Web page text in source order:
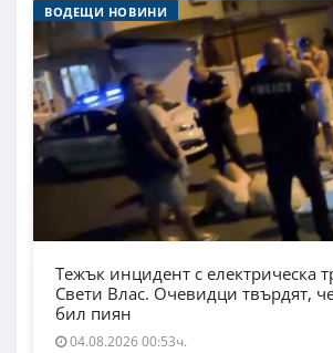
ВОДЕЩИ НОВИНИ
Тежък инцидент с електрическа
Свети Влас. Очевидци твърдят,
бил пиян
04.08.2026 00:53ч.